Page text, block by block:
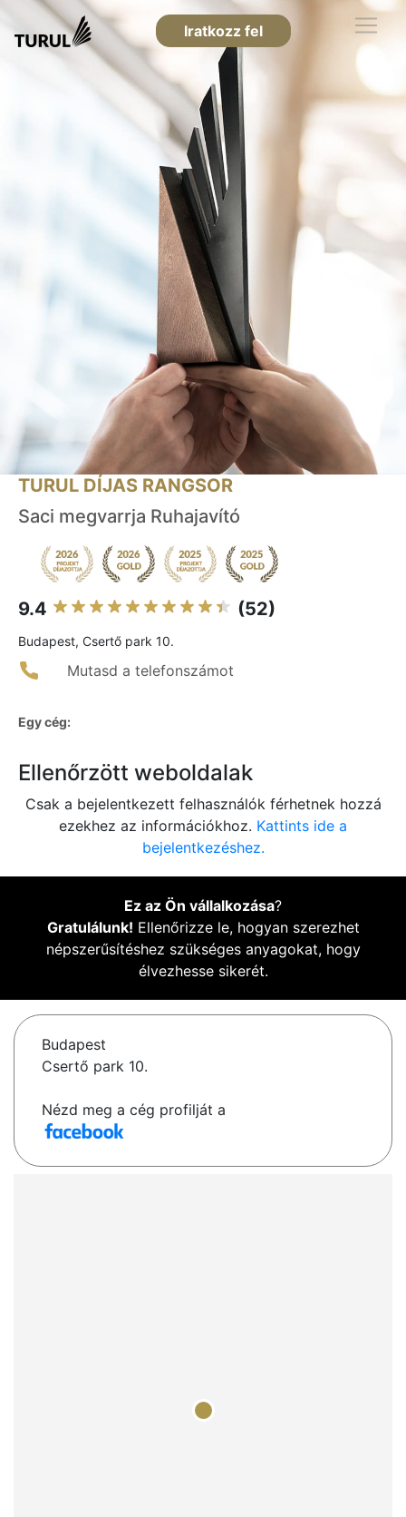
Iratkozz fel
TURUL DÍJAS RANGSOR
Saci megvarrja Ruhajavító
9.4 (52)
Budapest, Csertő park 10.
Mutasd a telefonszámot
Egy cég:
Ellenőrzött weboldalak
Csak a bejelentkezett felhasználók férhetnek hozzá
ezekhez az információkhoz. Kattints ide a
bejelentkezéshez.
Ez az Ön vállalkozása?
Gratulálunk! Ellenőrizze le, hogyan szerezhet
népszerűsítéshez szükséges anyagokat, hogy
élvezhesse sikerét.
Budapest
Csertő park 10.
Nézd meg a cég profilját a